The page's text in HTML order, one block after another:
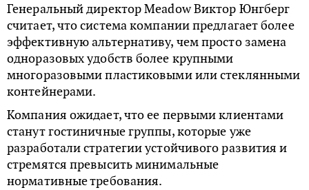
Генеральный директор Meadow Виктор Юнгберг
считает, что система компании предлагает более
эффективную альтернативу, чем просто замена
одноразовых удобств более крупными
многоразовыми пластиковыми или стеклянными
контейнерами.
Компания ожидает, что ее первыми клиентами
станут гостиничные группы, которые уже
разработали стратегии устойчивого развития и
стремятся превысить минимальные
нормативные требования.